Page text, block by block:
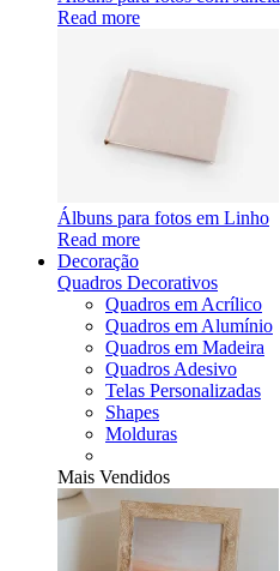
Read more
Álbuns para fotos em Linho
Read more
Decoração
Quadros Decorativos
Quadros em Acrílico
Quadros em Alumínio
Quadros em Madeira
Quadros Adesivo
Telas Personalizadas
Shapes
Molduras
Mais Vendidos